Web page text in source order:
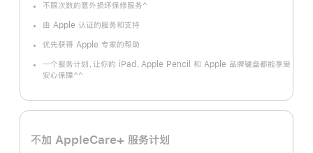
不限次数的意外损坏保修服务
注
^
由 Apple 认证的服务和支持
优先获得 Apple 专家的帮助
一个服务计划，让你的 iPad、Apple Pencil 和 Apple 品牌键盘都能享受
安心保障^^
不加 AppleCare+ 服务计划